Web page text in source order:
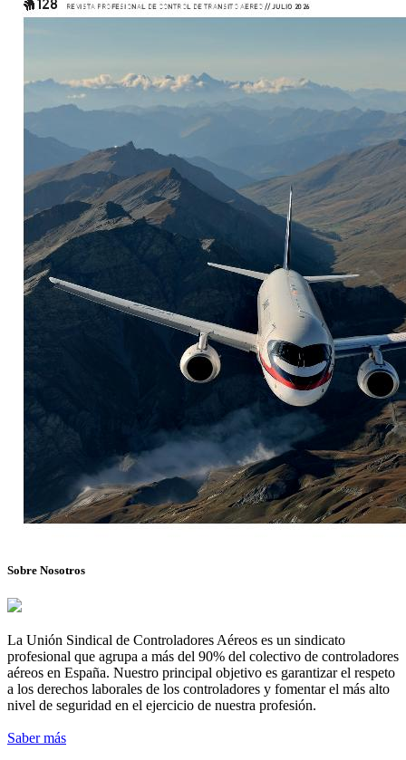
Sobre Nosotros
La Unión Sindical de Controladores Aéreos es un sindicato
profesional que agrupa a más del 90% del colectivo de controladores
aéreos en España. Nuestro principal objetivo es garantizar el respeto
a los derechos laborales de los controladores y fomentar el más alto
nivel de seguridad en el ejercicio de nuestra profesión.
Saber más